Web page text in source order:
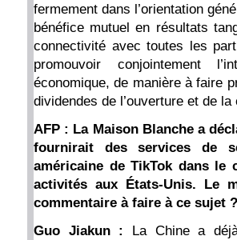
fermement dans l’orientation
bénéfice mutuel en résultats
connectivité avec toutes les
promouvoir conjointement
économique, de manière à faire
dividendes de l’ouverture et de la
AFP : La Maison Blanche a
fournirait des services de
américaine de TikTok dans le
activités aux États-Unis. Le
commentaire à faire à ce sujet
Guo Jiakun : La Chine a